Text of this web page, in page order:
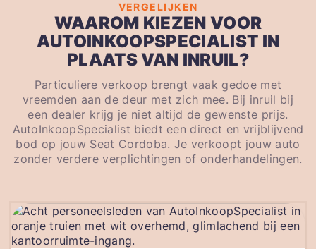
VERGELIJKEN
WAAROM KIEZEN VOOR
AUTOINKOOPSPECIALIST IN
PLAATS VAN INRUIL?
Particuliere verkoop brengt vaak gedoe met
vreemden aan de deur met zich mee. Bij inruil bij
een dealer krijg je niet altijd de gewenste prijs.
AutoInkoopSpecialist biedt een direct en vrijblijvend
bod op jouw Seat Cordoba. Je verkoopt jouw auto
zonder verdere verplichtingen of onderhandelingen.